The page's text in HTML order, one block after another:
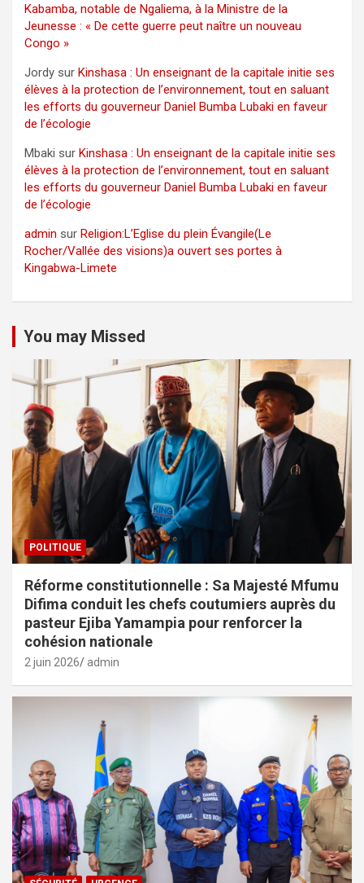
Kabamba, notable de Ngaliema, à la Ministre de la
Jeunesse : « De cette guerre peut naître un nouveau
Congo »
Jordy sur Kinshasa : Un enseignant de la capitale initie ses
élèves à la protection de l’environnement, tout en saluant
les efforts du gouverneur Daniel Bumba Lubaki en faveur
de l’écologie
Mbaki sur Kinshasa : Un enseignant de la capitale initie ses
élèves à la protection de l’environnement, tout en saluant
les efforts du gouverneur Daniel Bumba Lubaki en faveur
de l’écologie
admin sur Religion:L’Eglise du plein Évangile(Le
Rocher/Vallée des visions)a ouvert ses portes à
Kingabwa-Limete
You may Missed
POLITIQUE
Réforme constitutionnelle : Sa Majesté Mfumu
Difima conduit les chefs coutumiers auprès du
pasteur Ejiba Yamampia pour renforcer la
cohésion nationale
2 juin 2026 admin